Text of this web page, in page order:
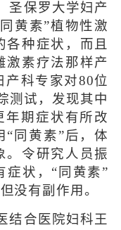
圣保罗大学妇产
黄素”植物性激
各种症状，而且
激素疗法那样产
产科专家对80位
测试，发现其中
年期症状有所改
“同黄素”后，体
。令研究人员振
症状，“同黄素”
没有副作用。
结合医院妇科王